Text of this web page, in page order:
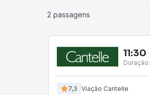
2 passagens
11:30
Duração:
7,3 Viação Cantelle